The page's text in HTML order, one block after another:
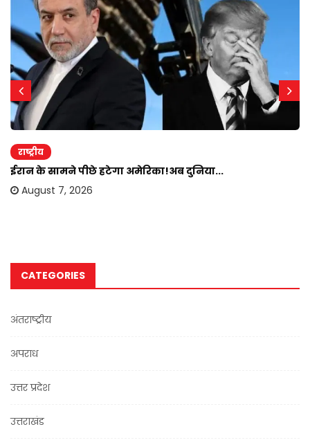
राष्ट्रीय
ईरान के सामने पीछे हटेगा अमेरिका!अब दुनिया...
August 7, 2026
CATEGORIES
अंतराष्ट्रीय
अपराध
उत्तर प्रदेश
उत्तराखंड